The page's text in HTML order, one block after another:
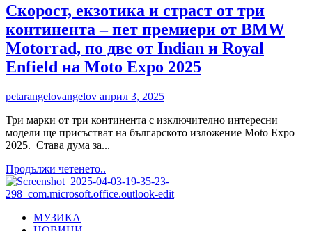
специален
гост
на
X-
ия
Дермакозметичен
в
Hotel
Millennium
Скорост, екзотика и страст от три
континента – пет премиери от BMW
Motorrad, по две от Indian и Royal
Enfield на Moto Expo 2025
petarangelovangelov април 3, 2025
Три марки от три континента с изключително интересни
модели ще присъстват на българското изложение Moto Expo
2025. Става дума за...
Продължи четенето..
more
about
МУЗИКА